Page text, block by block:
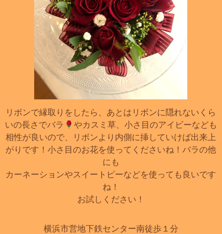
リボンで縁取りをしたら、あとはリボンに隠れないくら
いの長さでバラ
やカスミ草、小さ目のアイビーなども
相性が良いので、リボンより内側に挿していけば出来上
がりです！小さ目のお花を使ってくださいね！バラの他
にも
カーネーションやスイートピーなどを使っても良いです
ね！
お試しください！
横浜市営地下鉄センター南徒歩１分